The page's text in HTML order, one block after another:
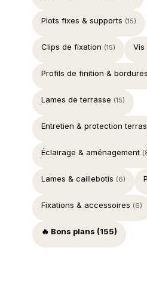
Plots fixes & supports (15)
Clips de fixation (15) Vis
Profils de finition & bordures
Lames de terrasse (15)
Entretien & protection
Éclairage & aménagement
Lames & caillebotis (6)
Fixations & accessoires (6)
🔥 Bons plans (155)